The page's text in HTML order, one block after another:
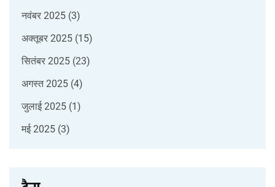
नवंबर 2025 (3)
अक्तूबर 2025 (15)
सितंबर 2025 (23)
अगस्त 2025 (4)
जुलाई 2025 (1)
मई 2025 (3)